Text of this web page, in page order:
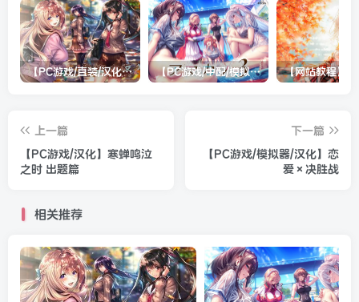
【PC游戏/直装/汉化】甜蜜女友2(包含甜蜜女友2+) 【PC游戏/中配/模拟器/双系统直装/机翻】アマカノ３（甜蜜女友3）
上一篇
【PC游戏/汉化】寒蝉鸣泣
之时 出题篇
下一篇
【PC游戏/模拟器/汉化】恋
爱×决胜战
相关推荐